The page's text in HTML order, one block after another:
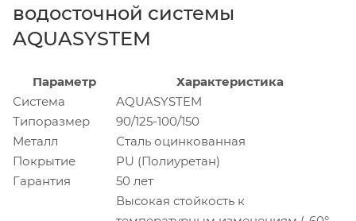
водосточной системы
AQUASYSTEM
Параметр
Характеристика
Система
AQUASYSTEM
Типоразмер
90/125-100/150
Металл
Сталь оцинкованная
Покрытие
PU (Полиуретан)
Гарантия
50 лет
Высокая стойкость к